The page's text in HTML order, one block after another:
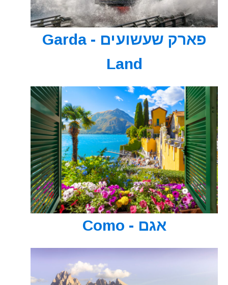
פארק שעשועים - Garda
Land
אגם - Como